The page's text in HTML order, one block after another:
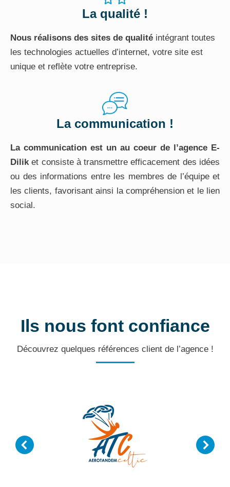
La qualité !
Nous réalisons des sites de qualité intégrant toutes
les technologies actuelles d’internet, votre site est
unique et reflète votre entreprise.
La communication !
La communication est un au coeur de l’agence E-
Diliket consiste à transmettre efficacement des idées
ou des informations entre les membres de l’équipe et
les clients, favorisant ainsi la compréhension et le lien
social.
Ils nous font confiance
Découvrez quelques références client de l’agence !